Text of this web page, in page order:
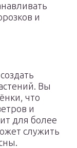
и
Вы
что
и
для более
служить